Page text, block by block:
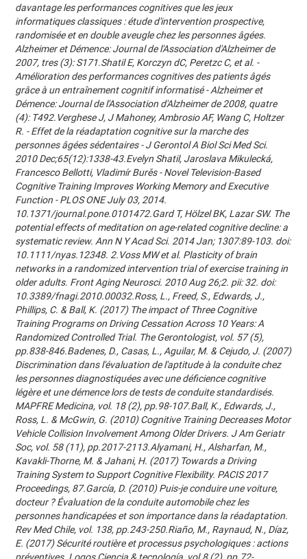
davantage les performances cognitives que les jeux
informatiques classiques : étude d'intervention prospective,
randomisée et en double aveugle chez les personnes âgées.
Alzheimer et Démence: Journal de l'Association d'Alzheimer de
2007, tres (3): S171.Shatil E, Korczyn dC, Peretzc C, et al. -
Amélioration des performances cognitives des patients âgés
grâce à un entraînement cognitif informatisé - Alzheimer et
Démence: Journal de l'Association d'Alzheimer de 2008, quatre
(4): T492.Verghese J, J Mahoney, Ambrosio AF, Wang C, Holtzer
R. - Effet de la réadaptation cognitive sur la marche des
personnes âgées sédentaires - J Gerontol A Biol Sci Med Sci.
2010 Dec;65(12):1338-43.Evelyn Shatil, Jaroslava Mikulecká,
Francesco Bellotti, Vladimír Burěs - Novel Television-Based
Cognitive Training Improves Working Memory and Executive
Function - PLOS ONE July 03, 2014.
10.1371/journal.pone.0101472.Gard T, Hölzel BK, Lazar SW. The
potential effects of meditation on age-related cognitive decline: a
systematic review. Ann N Y Acad Sci. 2014 Jan; 1307:89-103. doi:
10.1111/nyas.12348. 2.Voss MW et al. Plasticity of brain
networks in a randomized intervention trial of exercise training in
older adults. Front Aging Neurosci. 2010 Aug 26;2. pii: 32. doi:
10.3389/fnagi.2010.00032.Ross, L., Freed, S., Edwards, J.,
Phillips, C. & Ball, K. (2017) The impact of Three Cognitive
Training Programs on Driving Cessation Across 10 Years: A
Randomized Controlled Trial. The Gerontologist, vol. 57 (5),
pp.838-846.Badenes, D., Casas, L., Aguilar, M. & Cejudo, J. (2007)
Discrimination dans l'évaluation de l'aptitude à la conduite chez
les personnes diagnostiquées avec une déficience cognitive
légère et une démence lors de tests de conduite standardisés.
MAPFRE Medicina, vol. 18 (2), pp.98-107.Ball, K., Edwards, J.,
Ross, L. & McGwin, G. (2010) Cognitive Training Decreases Motor
Vehicle Collision Involvement Among Older Drivers. J Am Geriatr
Soc, vol. 58 (11), pp.2017-2113.Alyamani, H., Alsharfan, M.,
Kavakli-Thorne, M. & Jahani, H. (2017) Towards a Driving
Training System to Support Cognitive Flexibility. PACIS 2017
Proceedings, 87.García, D. (2010) Puis-je conduire une voiture,
docteur ? Évaluation de la conduite automobile chez les
personnes handicapées et son importance dans la réadaptation.
Rev Med Chile, vol. 138, pp.243-250.Riaño, M., Raynaud, N., Díaz,
E. (2017) Sécurité routière et processus psychologiques : actions
préventives. Logos Ciencia & tecnología, vol.8 (2), pp.72-